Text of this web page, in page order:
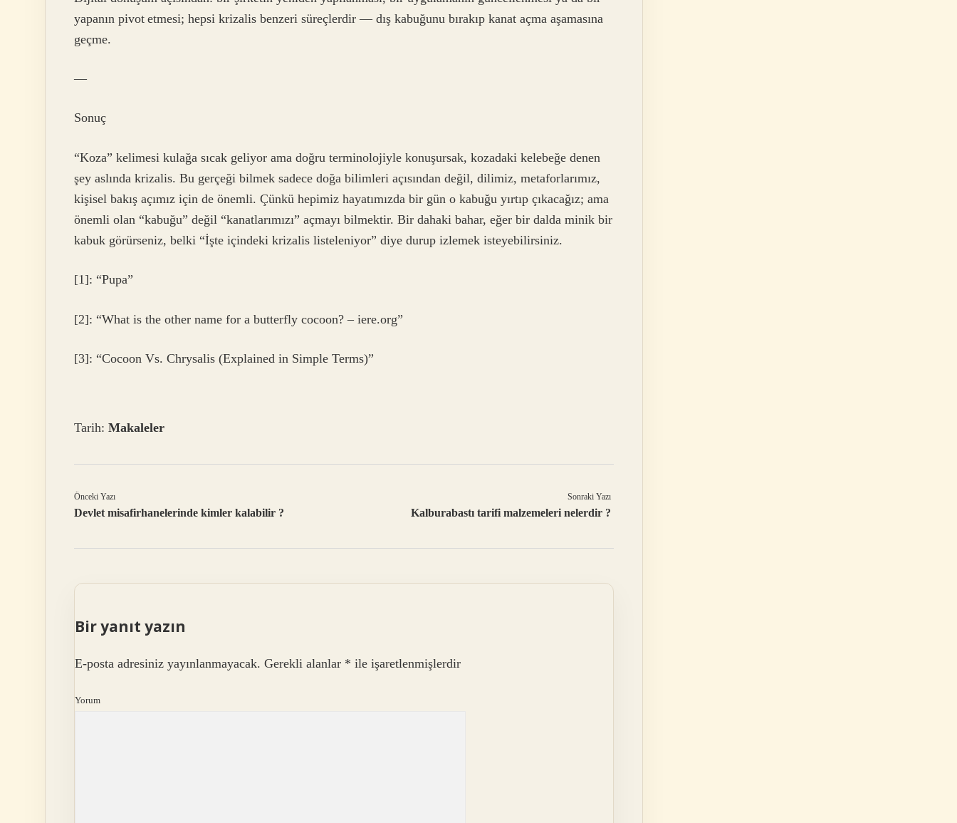
yapanın pivot etmesi; hepsi krizalis benzeri süreçlerdir — dış kabuğunu bırakıp kanat açma aşamasına
geçme.
—
Sonuç
“Koza” kelimesi kulağa sıcak geliyor ama doğru terminolojiyle konuşursak, kozadaki kelebeğe denen
şey aslında krizalis. Bu gerçeği bilmek sadece doğa bilimleri açısından değil, dilimiz, metaforlarımız,
kişisel bakış açımız için de önemli. Çünkü hepimiz hayatımızda bir gün o kabuğu yırtıp çıkacağız; ama
önemli olan “kabuğu” değil “kanatlarımızı” açmayı bilmektir. Bir dahaki bahar, eğer bir dalda minik bir
kabuk görürseniz, belki “İşte içindeki krizalis listeleniyor” diye durup izlemek isteyebilirsiniz.
[1]: “Pupa”
[2]: “What is the other name for a butterfly cocoon? – iere.org”
[3]: “Cocoon Vs. Chrysalis (Explained in Simple Terms)”
Tarih: Makaleler
Önceki Yazı
Devlet misafirhanelerinde kimler kalabilir ?
Sonraki Yazı
Kalburabastı tarifi malzemeleri nelerdir ?
Bir yanıt yazın
E-posta adresiniz yayınlanmayacak. Gerekli alanlar * ile işaretlenmişlerdir
Yorum